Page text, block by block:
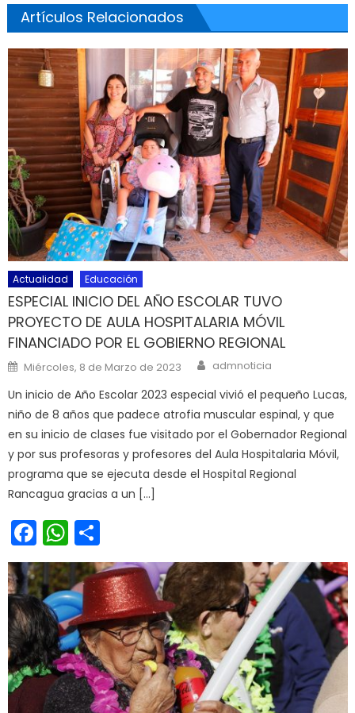
Artículos Relacionados
Actualidad Educación
ESPECIAL INICIO DEL AÑO ESCOLAR TUVO
PROYECTO DE AULA HOSPITALARIA MÓVIL
FINANCIADO POR EL GOBIERNO REGIONAL
Posted on
Miércoles, 8 de Marzo de 2023 Author
admnoticia
Un inicio de Año Escolar 2023 especial vivió el pequeño Lucas,
niño de 8 años que padece atrofia muscular espinal, y que
en su inicio de clases fue visitado por el Gobernador Regional
y por sus profesoras y profesores del Aula Hospitalaria Móvil,
programa que se ejecuta desde el Hospital Regional
Rancagua gracias a un […]
Facebook
WhatsApp